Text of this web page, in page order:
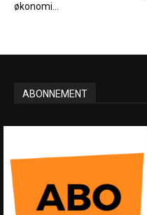
økonomi...
ABONNEMENT